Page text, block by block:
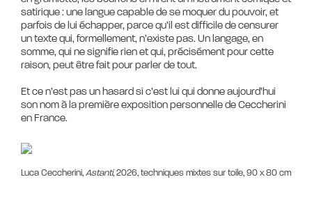
satirique : une langue capable de se moquer du pouvoir, et
parfois de lui échapper, parce qu’il est difficile de censurer
un texte qui, formellement, n’existe pas. Un langage, en
somme, qui ne signifie rien et qui, précisément pour cette
raison, peut être fait pour parler de tout.
Et ce n’est pas un hasard si c’est lui qui donne aujourd’hui
son nom à la première exposition personnelle de Ceccherini
Luca Ceccherini, Astanti, 2026, techniques mixtes sur toile, 90 x 80 cm